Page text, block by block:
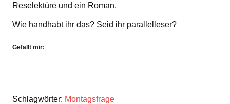
Reselektüre und ein Roman.
Wie handhabt ihr das? Seid ihr parallelleser?
Gefällt mir:
Schlagwörter: Montagsfrage